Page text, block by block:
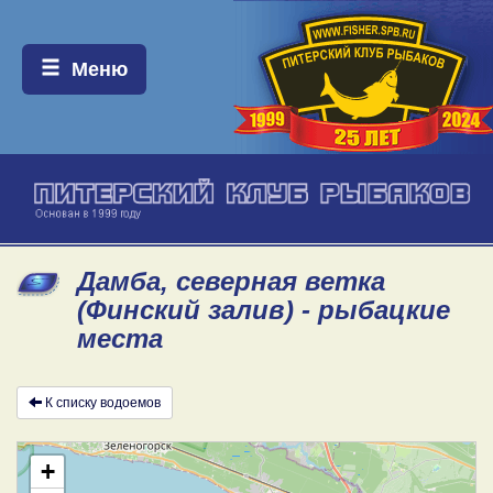
Меню:
Меню
Дамба, северная ветка
(Финский залив) - рыбацкие
места
К списку водоемов
+